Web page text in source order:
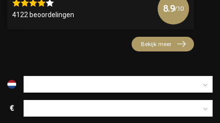
Keuze van onze Kappers
4122 beoordelingen
8.9/10
Bekijk meer
€